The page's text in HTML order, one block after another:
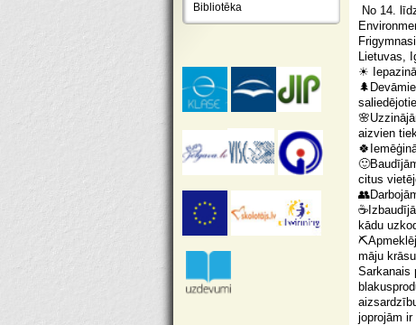
Bibliotēka
No 14.
Lietuvas,
☀
aizvien
citus
kādu
māju
Sarkanais
joprojām